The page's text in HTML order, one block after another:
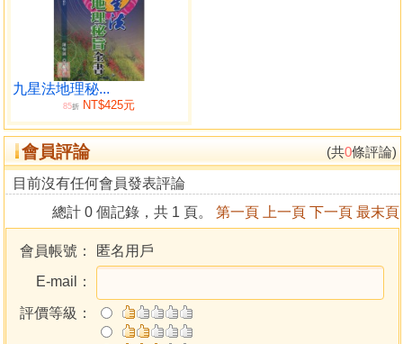
九星法地理秘...
85折 NT$425元
會員評論 (共0條評論)
目前沒有任何會員發表評論
總計 0 個記錄，共 1 頁。 第一頁 上一頁 下一頁 最末頁
會員帳號：
匿名用戶
E-mail：
評價等級：